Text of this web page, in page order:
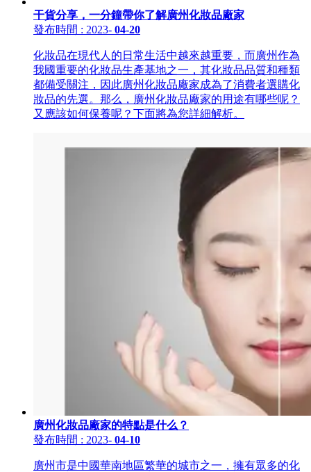
干貨分享，一分鐘帶你了解廣州化妝品廠家
發布時間 : 2023- 04-20
化妝品在現代人的日常生活中越來越重要，而廣州作為
我國重要的化妝品生產基地之一，其化妝品品質和種類
都備受關注，因此廣州化妝品廠家成為了消費者選購化
妝品的先選。那么，廣州化妝品廠家的用途有哪些呢？
又應該如何保養呢？下面將為您詳細解析。
廣州化妝品廠家的特點是什么？
發布時間 : 2023- 04-10
廣州市是中國華南地區繁華的城市之一，擁有眾多的化